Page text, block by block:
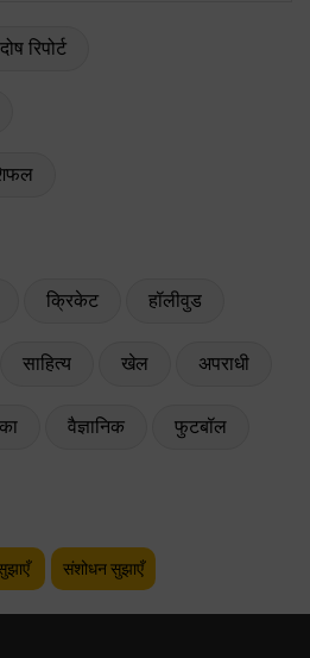
रिपोर्ट
क्रिकेट हॉलीवुड
साहित्य खेल अपराधी
वैज्ञानिक फुटबॉल
संशोधन सुझाएँ